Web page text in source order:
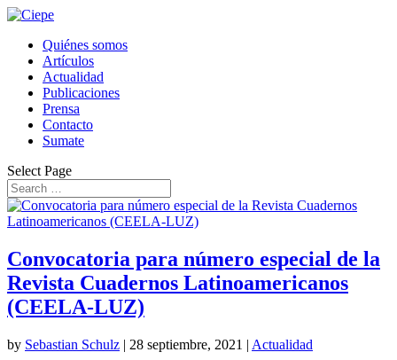
Quiénes somos
Artículos
Actualidad
Publicaciones
Prensa
Contacto
Sumate
Select Page
Convocatoria para número especial de la
Revista Cuadernos Latinoamericanos
(CEELA-LUZ)
by Sebastian Schulz | 28 septiembre, 2021 | Actualidad